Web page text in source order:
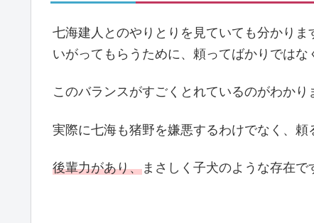
七海建人とのやりとりを見ていても分かり
いがってもらうために、頼ってばかりではな
このバランスがすごくとれているのがわかり
実際に七海も猪野を嫌悪するわけでなく、頼
後輩力があり、まさしく子犬のような存在で